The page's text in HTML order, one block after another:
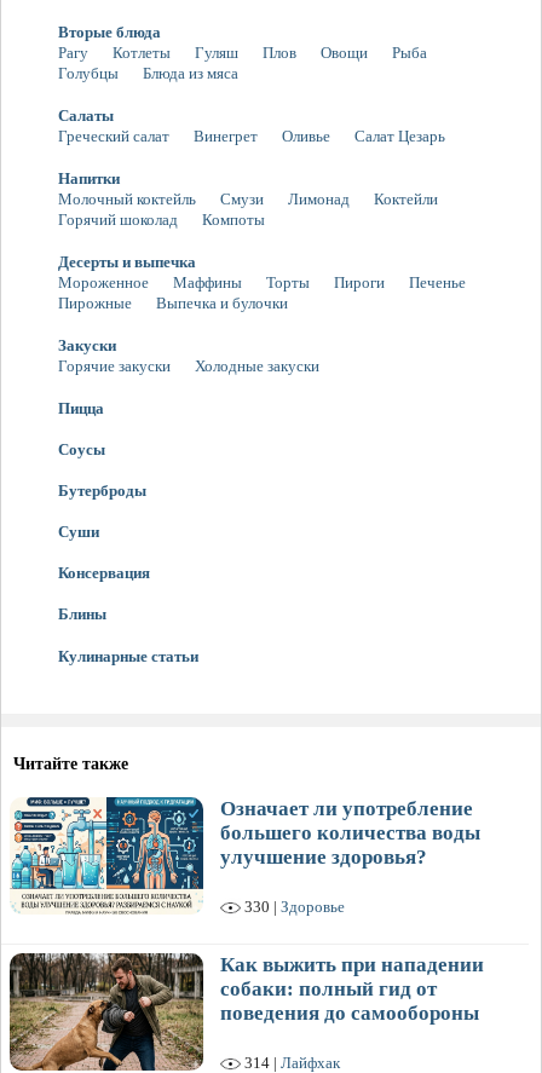
Вторые блюда
Рагу
Котлеты Гуляш Плов Овощи
Рыба
Голубцы
Блюда из мяса
Салаты
Греческий салат
Винегрет Оливье Салат Цезарь
Напитки
Молочный коктейль
Смузи Лимонад
Коктейли
Горячий шоколад
Компоты
Десерты и выпечка
Мороженное
Маффины Торты Пироги
Печенье
Пирожные
Выпечка и булочки
Закуски
Горячие закуски
Холодные закуски
Пицца
Соусы
Бутерброды
Суши
Консервация
Блины
Кулинарные статьи
Читайте также
Означает ли употребление
большего количества воды
улучшение здоровья?
330 | Здоровье
Как выжить при нападении
собаки: полный гид от
поведения до самообороны
314 | Лайфхак